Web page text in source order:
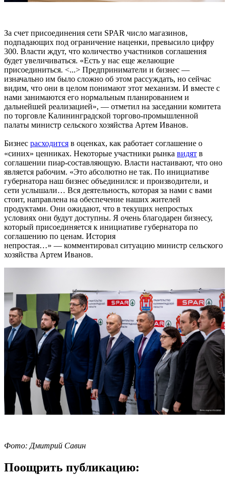
За счет присоединения сети SPAR число магазинов,
подпадающих под ограничение наценки, превысило цифру
300. Власти ждут, что количество участников соглашения
будет увеличиваться. «Есть у нас еще желающие
присоединиться. <...> Предприниматели и бизнес —
изначально им было сложно об этом рассуждать, но сейчас
видим, что они в целом понимают этот механизм. И вместе с
нами занимаются его нормальным планированием и
дальнейшей реализацией», — отметил на заседании комитета
по торговле Калининградской торгово-промышленной
палаты министр сельского хозяйства Артем Иванов.
Бизнес расходится в оценках, как работает соглашение о
«синих» ценниках. Некоторые участники рынка видят в
соглашении пиар-составляющую. Власти настаивают, что оно
является рабочим. «Это абсолютно не так. По инициативе
губернатора наш бизнес объединился: и производители, и
сети услышали… Вся деятельность, которая за нами с вами
стоит, направлена на обеспечение наших жителей
продуктами. Они ожидают, что в текущих непростых
условиях они будут доступны. Я очень благодарен бизнесу,
который присоединяется к инициативе губернатора по
соглашению по ценам. История
непростая…» — комментировал ситуацию министр сельского
хозяйства Артем Иванов.
Фото: Дмитрий Савин
Поощрить публикацию: